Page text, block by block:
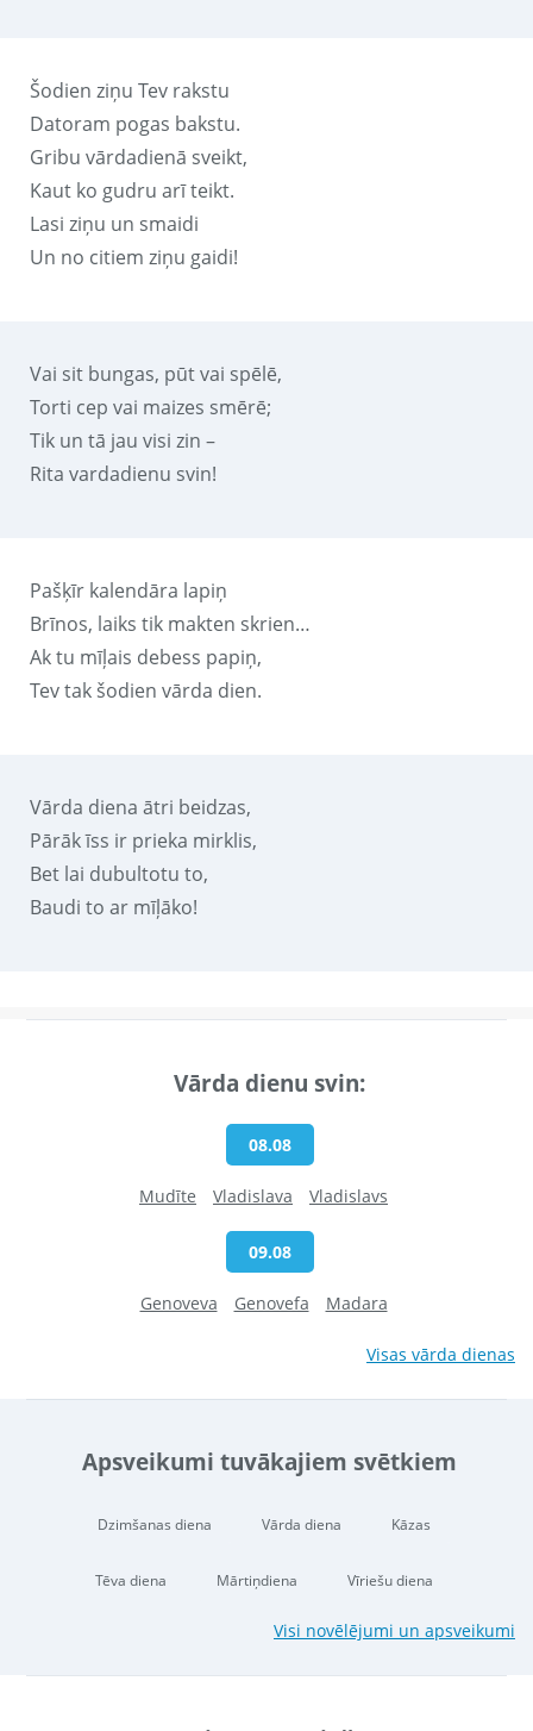
Šodien ziņu Tev rakstu
Datoram pogas bakstu.
Gribu vārdadienā sveikt,
Kaut ko gudru arī teikt.
Lasi ziņu un smaidi
Un no citiem ziņu gaidi!
Vai sit bungas, pūt vai spēlē,
Torti cep vai maizes smērē;
Tik un tā jau visi zin –
Rita vardadienu svin!
Pašķīr kalendāra lapiņ
Brīnos, laiks tik makten skrien…
Ak tu mīļais debess papiņ,
Tev tak šodien vārda dien.
Vārda diena ātri beidzas,
Pārāk īss ir prieka mirklis,
Bet lai dubultotu to,
Baudi to ar mīļāko!
Vārda dienu svin:
08.08
Mudīte Vladislava Vladislavs
09.08
Genoveva Genovefa Madara
Visas vārda dienas
Apsveikumi tuvākajiem svētkiem
Dzimšanas diena Vārda diena Kāzas
Tēva diena Mārtiņdiena Vīriešu diena
Visi novēlējumi un apsveikumi